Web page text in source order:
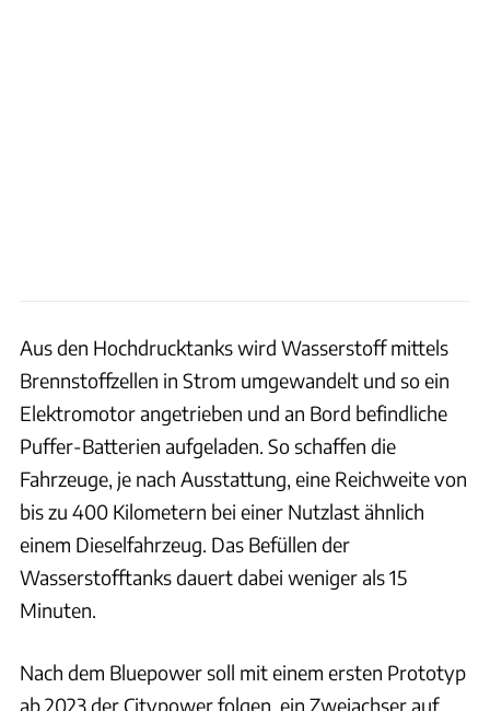
Aus den Hochdrucktanks wird Wasserstoff mittels
Brennstoffzellen in Strom umgewandelt und so ein
Elektromotor angetrieben und an Bord befindliche
Puffer-Batterien aufgeladen. So schaffen die
Fahrzeuge, je nach Ausstattung, eine Reichweite von
bis zu 400 Kilometern bei einer Nutzlast ähnlich
einem Dieselfahrzeug. Das Befüllen der
Wasserstofftanks dauert dabei weniger als 15
Minuten.
Nach dem Bluepower soll mit einem ersten Prototyp
ab 2023 der Citypower folgen, ein Zweiachser auf